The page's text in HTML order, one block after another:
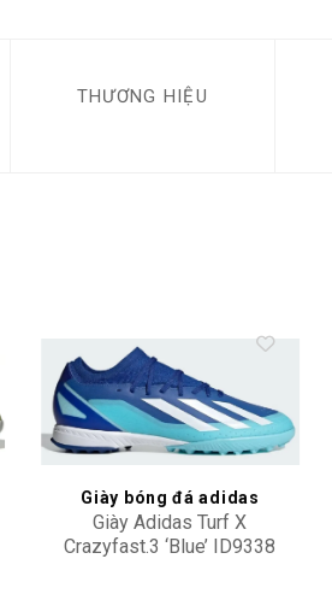
THƯƠNG HIỆU
Add to
wishlist
Giày bóng đá adidas
Giày Adidas Turf X
Crazyfast.3 ‘Blue’ ID9338